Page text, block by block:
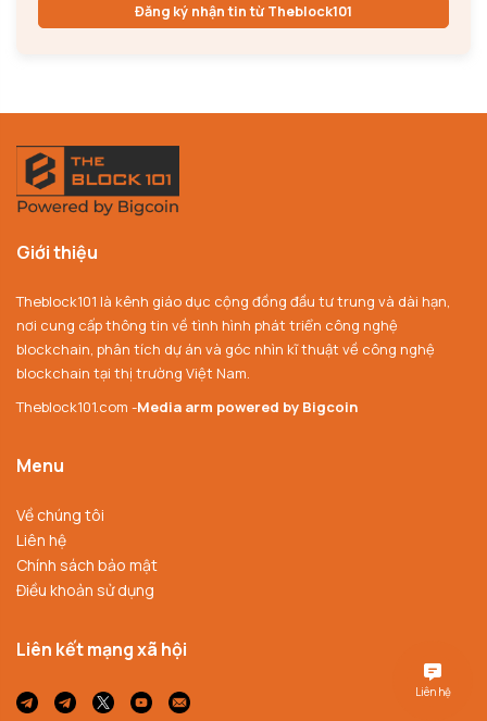
Đăng ký nhận tin từ Theblock101
Giới thiệu
Theblock101 là kênh giáo dục cộng đồng đầu tư trung và dài hạn,
nơi cung cấp thông tin về tình hình phát triển công nghệ
blockchain, phân tích dự án và góc nhìn kĩ thuật về công nghệ
blockchain tại thị trường Việt Nam.
Theblock101.com -Media arm powered by Bigcoin
Menu
Về chúng tôi
Liên hệ
Chính sách bảo mật
Điều khoản sử dụng
Liên kết mạng xã hội
Liên hệ